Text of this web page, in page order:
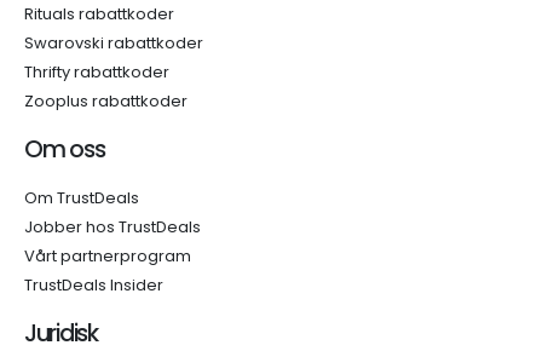
Rituals rabattkoder
Swarovski rabattkoder
Thrifty rabattkoder
Zooplus rabattkoder
Om oss
Om TrustDeals
Jobber hos TrustDeals
Vårt partnerprogram
TrustDeals Insider
Juridisk